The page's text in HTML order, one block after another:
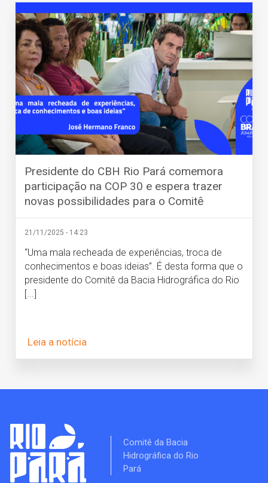
Presidente do CBH Rio Pará comemora
participação na COP 30 e espera trazer
novas possibilidades para o Comitê
21/11/2025 - 14:23
“Uma mala recheada de experiências, troca de
conhecimentos e boas ideias”. É desta forma que o
presidente do Comitê da Bacia Hidrográfica do Rio
[...]
Leia a notícia
Comitê da Bacia
Hidrográfica do Rio
Pará